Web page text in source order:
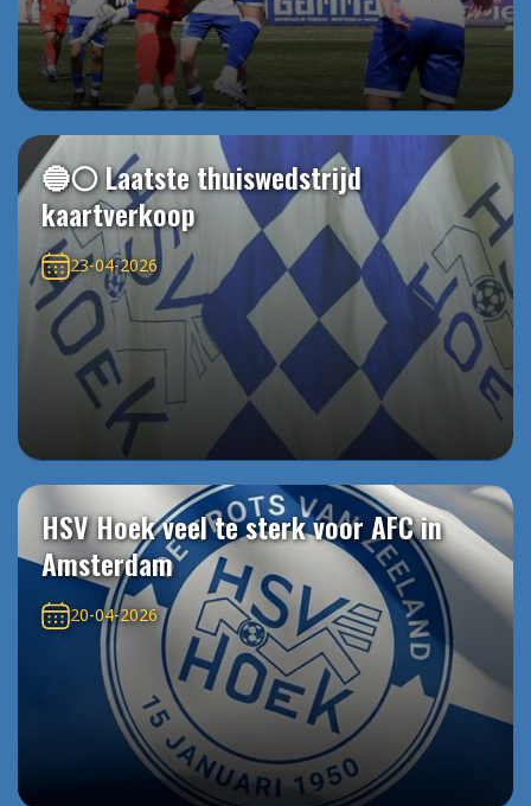
🔵⚪️ Laatste thuiswedstrijd
kaartverkoop
23-04-2026
HSV Hoek veel te sterk voor AFC in
Amsterdam
20-04-2026